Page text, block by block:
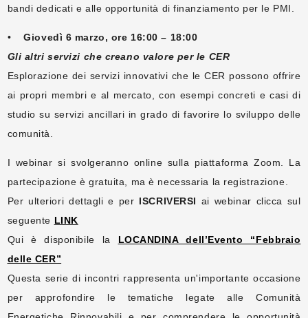
bandi dedicati e alle opportunità di finanziamento per le PMI.
•Giovedì 6 marzo, ore 16:00 – 18:00
Gli altri servizi che creano valore per le CER
Esplorazione dei servizi innovativi che le CER possono offrire
ai propri membri e al mercato, con esempi concreti e casi di
studio su servizi ancillari in grado di favorire lo sviluppo delle
comunità.
I webinar si svolgeranno online sulla piattaforma Zoom. La
partecipazione è gratuita, ma è necessaria la registrazione.
Per ulteriori dettagli e per ISCRIVERSI ai webinar clicca sul
seguente LINK
Qui è disponibile la LOCANDINA dell’Evento “Febbraio
delle CER”
Questa serie di incontri rappresenta un'importante occasione
per approfondire le tematiche legate alle Comunità